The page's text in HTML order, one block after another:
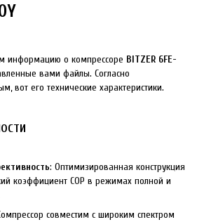
информацию о компрессоре BITZER 6FE-
вами файлы. Согласно
вот его технические характеристики.
: Оптимизированная конструкция
коэффициент COP в режимах полной и
совместим с широким спектром